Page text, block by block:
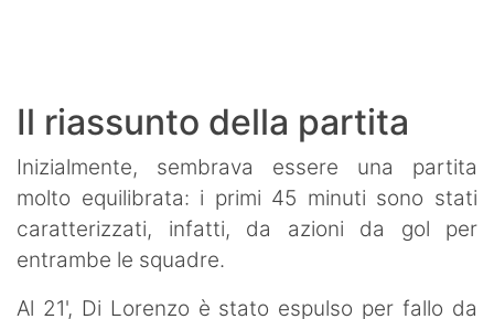
Il riassunto della partita
Inizialmente, sembrava essere una partita
molto equilibrata: i primi 45 minuti sono stati
caratterizzati, infatti, da azioni da gol per
entrambe le squadre.
Al 21', Di Lorenzo è stato espulso per fallo da